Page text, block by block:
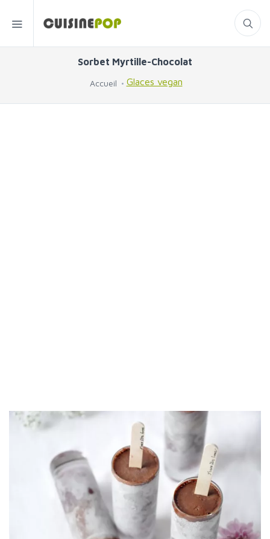
Sorbet Myrtille-Chocolat
Accueil Glaces vegan